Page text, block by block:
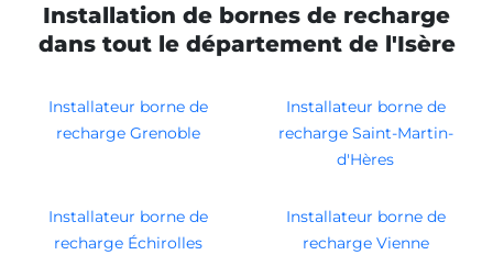
Installation de bornes de recharge
dans tout le département de l'Isère
Installateur borne de
recharge Grenoble
Installateur borne de
recharge Saint-Martin-
d'Hères
Installateur borne de
recharge Échirolles
Installateur borne de
recharge Vienne